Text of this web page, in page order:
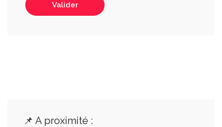
Valider
📌 A proximité :